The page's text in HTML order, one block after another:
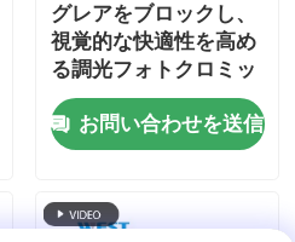
グレアをブロックし、
視覚的な快適性を高め
る調光フォトクロミッ
クフィルム
お問い合わせを送信